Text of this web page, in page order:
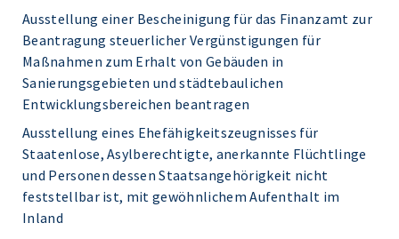
Ausstellung einer Bescheinigung für das Finanzamt zur
Beantragung steuerlicher Vergünstigungen für
Maßnahmen zum Erhalt von Gebäuden in
Sanierungsgebieten und städtebaulichen
Entwicklungsbereichen beantragen
Ausstellung eines Ehefähigkeitszeugnisses für
Staatenlose, Asylberechtigte, anerkannte Flüchtlinge
und Personen dessen Staatsangehörigkeit nicht
feststellbar ist, mit gewöhnlichem Aufenthalt im
Inland